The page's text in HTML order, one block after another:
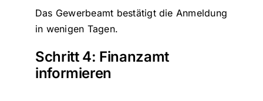
Das Gewerbeamt bestätigt die Anmeldung
in wenigen Tagen.
Schritt 4: Finanzamt
informieren